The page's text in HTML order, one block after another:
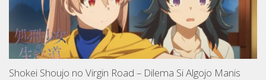
Shokei Shoujo no Virgin Road – Dilema Si Algojo Manis